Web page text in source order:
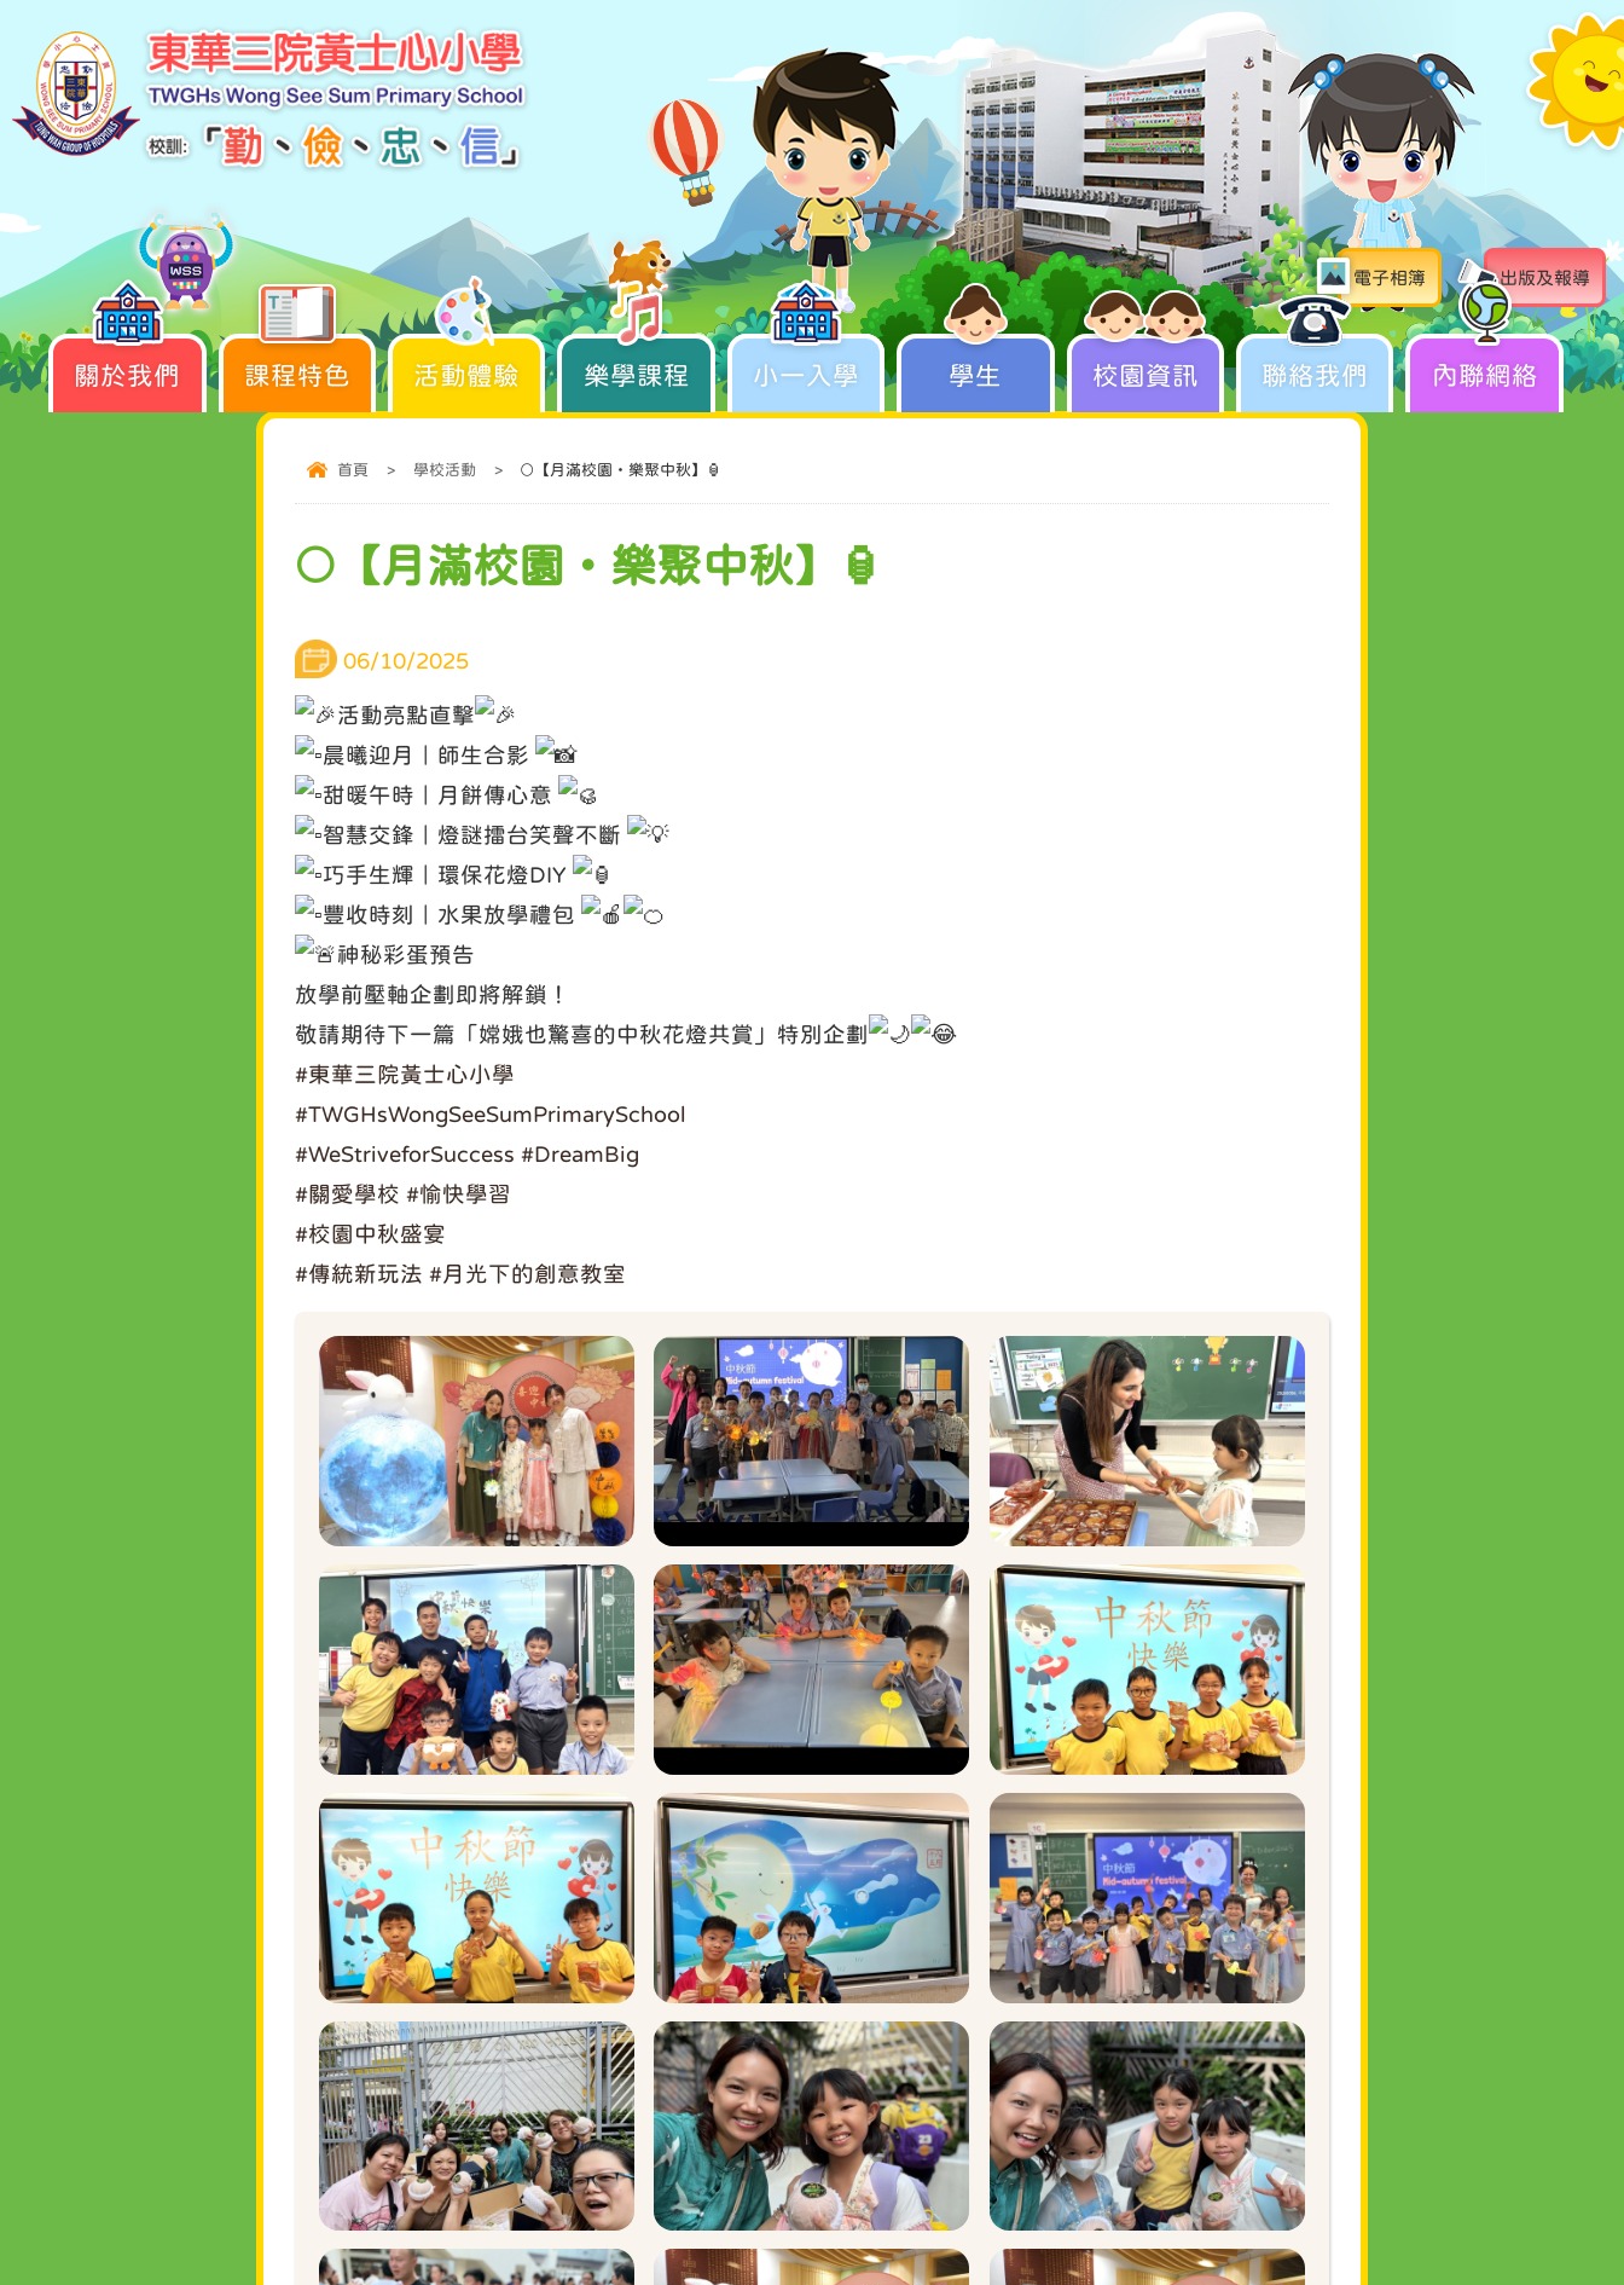
電子相簿 出版及報導
關於我們 課程特色 活動體驗 樂學課程 學生成長 學生 校園資訊 聯絡我們 內聯網絡
小一入學
首頁 > 學校活動 > 🌕【月滿校園・樂聚中秋】🏮
🌕【月滿校園・樂聚中秋】🏮
06/10/2025
活動亮點直擊
晨曦迎月｜師生合影
甜暖午時｜月餅傳心意
智慧交鋒｜燈謎擂台笑聲不斷
巧手生輝｜環保花燈DIY
豐收時刻｜水果放學禮包
神秘彩蛋預告
放學前壓軸企劃即將解鎖！
敬請期待下一篇「嫦娥也驚喜的中秋花燈共賞」特別企劃
#東華三院黃士心小學
#TWGHsWongSeeSumPrimarySchool
#WeStriveforSuccess #DreamBig
#關愛學校 #愉快學習
#校園中秋盛宴
#傳統新玩法 #月光下的創意教室